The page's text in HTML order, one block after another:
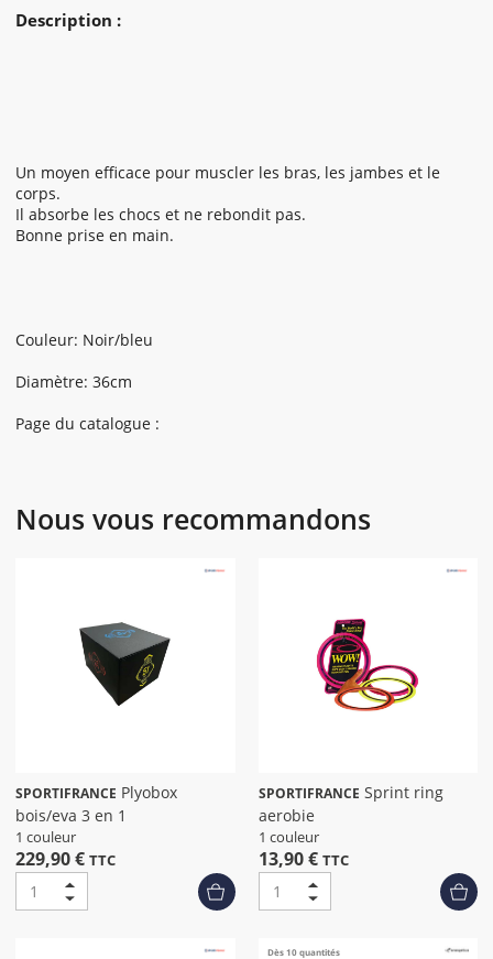
Description :
Un moyen efficace pour muscler les bras, les jambes et le
corps.
Il absorbe les chocs et ne rebondit pas.
Bonne prise en main.
Couleur: Noir/bleu
Diamètre: 36cm
Page du catalogue :
Nous vous recommandons
SPORTIFRANCE
bois/eva 3 en 1
1 couleur
229,90 € TTC
SPORTIFRANCE
aerobie
1 couleur
13,90 € TTC
Dès 10 quantités